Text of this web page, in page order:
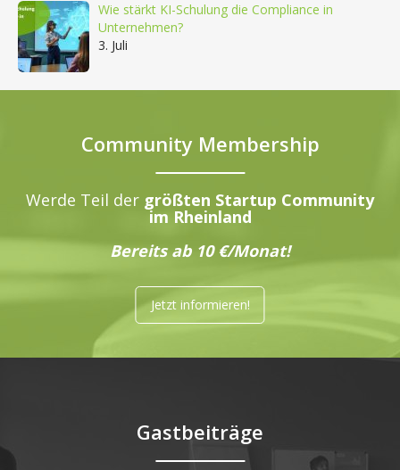
Wie stärkt KI-Schulung die Compliance in
Unternehmen?
3. Juli
Community Membership
Werde Teil der größten Startup Community
im Rheinland
Bereits ab 10 €/Monat!
Jetzt informieren!
Gastbeiträge